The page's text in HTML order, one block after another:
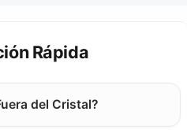
Rápida
del Cristal?